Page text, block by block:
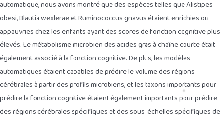
automatique, nous avons montré que des espèces telles que Alistipes
obesi, Blautia wexlerae et Ruminococcus gnavus étaient enrichies ou
appauvries chez les enfants ayant des scores de fonction cognitive plus
élevés. Le métabolisme microbien des acides gras à chaîne courte était
également associé à la fonction cognitive. De plus, les modèles
automatiques étaient capables de prédire le volume des régions
cérébrales à partir des profils microbiens, et les taxons importants pour
prédire la fonction cognitive étaient également importants pour prédire
des régions cérébrales spécifiques et des sous-échelles spécifiques de